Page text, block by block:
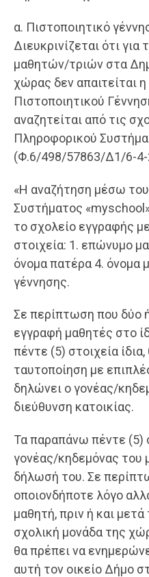
α. Πιστοποιητικό
Διευκρινίζεται ότι
μαθητών/τριών στα
χώρας δεν απαιτείται
Πιστοποιητικού
αναζητείται από τις
Πληροφορικού
(Φ.6/498/57863/Δ1/6-4-
«Η αναζήτηση μέσω
Συστήματος
το σχολείο εγγραφής
στοιχεία: 1. επώνυμο
όνομα πατέρα 4. όνομα
γέννησης.
Σε περίπτωση που δύο
εγγραφή μαθητές στο
πέντε (5) στοιχεία
ταυτοποίηση με
δηλώνει ο γονέας/
διεύθυνση κατοικίας.
Τα παραπάνω πέντε (5)
γονέας/κηδεμόνας του
δήλωσή του. Σε
οποιονδήποτε λόγο
μαθητή, πριν ή και
σχολική μονάδα της
θα πρέπει να
αυτή τον οικείο Δήμο